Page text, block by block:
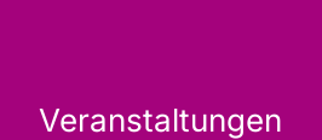
Veranstaltungen